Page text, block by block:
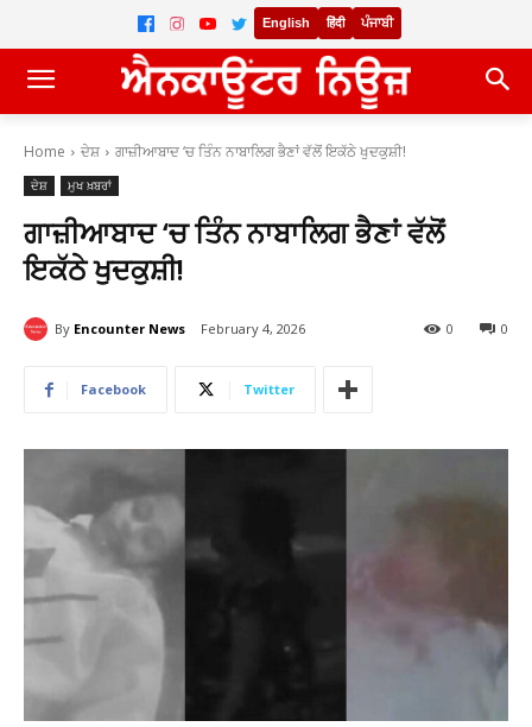
English हिंदी ਪੰਜਾਬੀ
Home ਦੇਸ਼ ਗਾਜ਼ੀਆਬਾਦ ‘ਚ ਤਿੰਨ ਨਾਬਾਲਿਗ ਭੈਣਾਂ ਵੱਲੋਂ ਇਕੱਠੇ ਖੁਦਕੁਸ਼ੀ!
ਦੇਸ਼ ਮੁਖ ਖ਼ਬਰਾਂ
ਗਾਜ਼ੀਆਬਾਦ ‘ਚ ਤਿੰਨ ਨਾਬਾਲਿਗ ਭੈਣਾਂ ਵੱਲੋਂ
ਇਕੱਠੇ ਖੁਦਕੁਸ਼ੀ!
By Encounter News February 4, 2026 0
0
Facebook Twitter